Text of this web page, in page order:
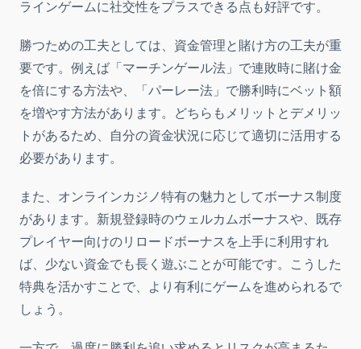
ラインゲームに社交性をプラスできる点も好評です。
勝つための工夫としては、資金管理と賭け方の工夫が重
要です。例えば「マーチンゲール法」で連敗時に賭け金
を倍にする方法や、「パーレー法」で勝利時にベット額
を増やす方法があります。どちらもメリットとデメリッ
トがあるため、自分の資金状況に応じて適切に活用する
必要があります。
また、オンラインカジノ特有の魅力としてボーナス制度
があります。新規登録時のウェルカムボーナスや、既存
プレイヤー向けのリロードボーナスを上手に利用すれ
ば、少ない資金でも長く遊ぶことが可能です。こうした
特典を活かすことで、より有利にゲームを進められるで
しょう。